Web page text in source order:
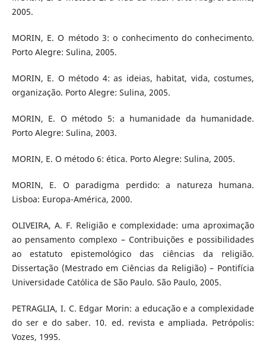
2005.
MORIN, E. O método 3: o conhecimento do conhecimento.
Porto Alegre: Sulina, 2005.
MORIN, E. O método 4: as ideias, habitat, vida, costumes,
organização. Porto Alegre: Sulina, 2005.
MORIN, E. O método 5: a humanidade da humanidade.
Porto Alegre: Sulina, 2003.
MORIN, E. O método 6: ética. Porto Alegre: Sulina, 2005.
MORIN, E. O paradigma perdido: a natureza humana.
Lisboa: Europa-América, 2000.
OLIVEIRA, A. F. Religião e complexidade: uma aproximação
ao pensamento complexo – Contribuições e possibilidades
ao estatuto epistemológico das ciências da religião.
Dissertação (Mestrado em Ciências da Religião) – Pontifícia
Universidade Católica de São Paulo. São Paulo, 2005.
PETRAGLIA, I. C. Edgar Morin: a educação e a complexidade
do ser e do saber. 10. ed. revista e ampliada. Petrópolis:
Vozes, 1995.